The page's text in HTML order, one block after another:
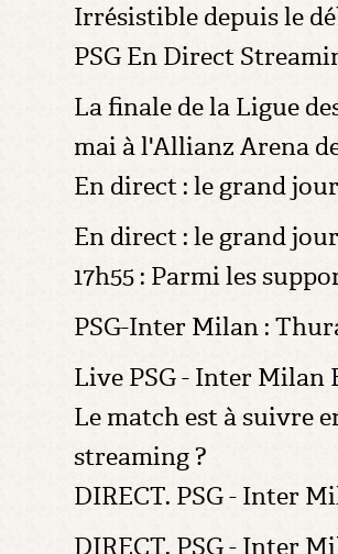
Irrésistible depuis le
PSG En Direct
La finale de la Ligue
mai à l'Allianz Arena
En direct : le grand
En direct : le grand
17h55 : Parmi les
PSG-Inter Milan :
Live PSG - Inter Milan
Le match est à suivre
streaming ?
DIRECT. PSG - Inter
DIRECT. PSG - Inter